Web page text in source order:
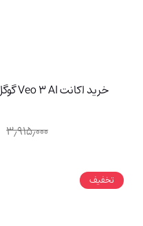
خرید اکانت Veo 3 AI گوگل روی ایمیل شما (91% تخفیف)
۳٫۹۱۵٫۰۰۰
تخفیف